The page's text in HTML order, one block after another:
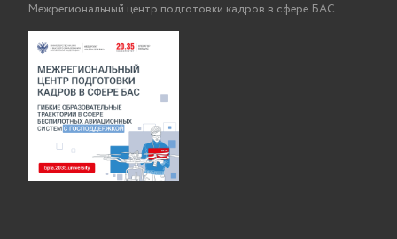
Межрегиональный центр подготовки кадров в сфере БАС